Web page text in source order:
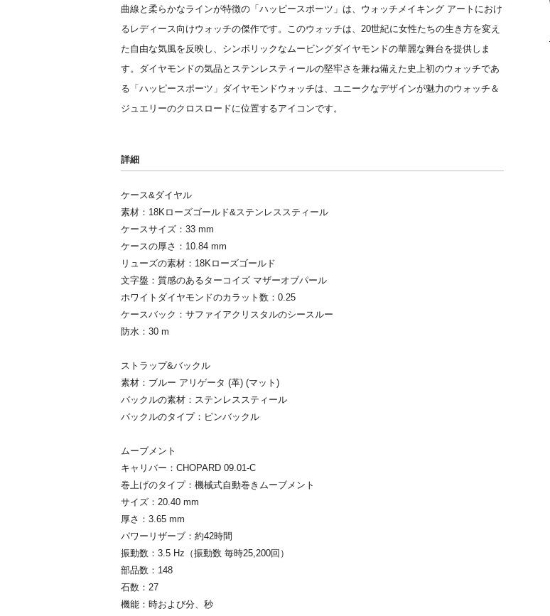
曲線と柔らかなラインが特徴の「ハッピースポーツ」は、ウォッチメイキング アートにおけ
るレディース向けウォッチの傑作です。このウォッチは、20世紀に女性たちの生き方を変え
た自由な気風を反映し、シンボリックなムービングダイヤモンドの華麗な舞台を提供しま
す。ダイヤモンドの気品とステンレスティールの堅牢さを兼ね備えた史上初のウォッチであ
る「ハッピースポーツ」ダイヤモンドウォッチは、ユニークなデザインが魅力のウォッチ＆
ジュエリーのクロスロードに位置するアイコンです。
詳細
ケース&ダイヤル
素材：18Kローズゴールド&ステンレススティール
ケースサイズ：33 mm
ケースの厚さ：10.84 mm
リューズの素材：18Kローズゴールド
文字盤：質感のあるターコイズ マザーオブパール
ホワイトダイヤモンドのカラット数：0.25
ケースバック：サファイアクリスタルのシースルー
防水：30 m
ストラップ&バックル
素材：ブルー アリゲータ (革) (マット)
バックルの素材：ステンレススティール
バックルのタイプ：ピンバックル
ムーブメント
キャリバー：CHOPARD 09.01-C
巻上げのタイプ：機械式自動巻きムーブメント
サイズ：20.40 mm
厚さ：3.65 mm
パワーリザーブ：約42時間
振動数：3.5 Hz（振動数 毎時25,200回）
部品数：148
石数：27
機能：時および分、秒